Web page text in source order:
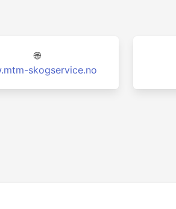
🌐
skogservice.no